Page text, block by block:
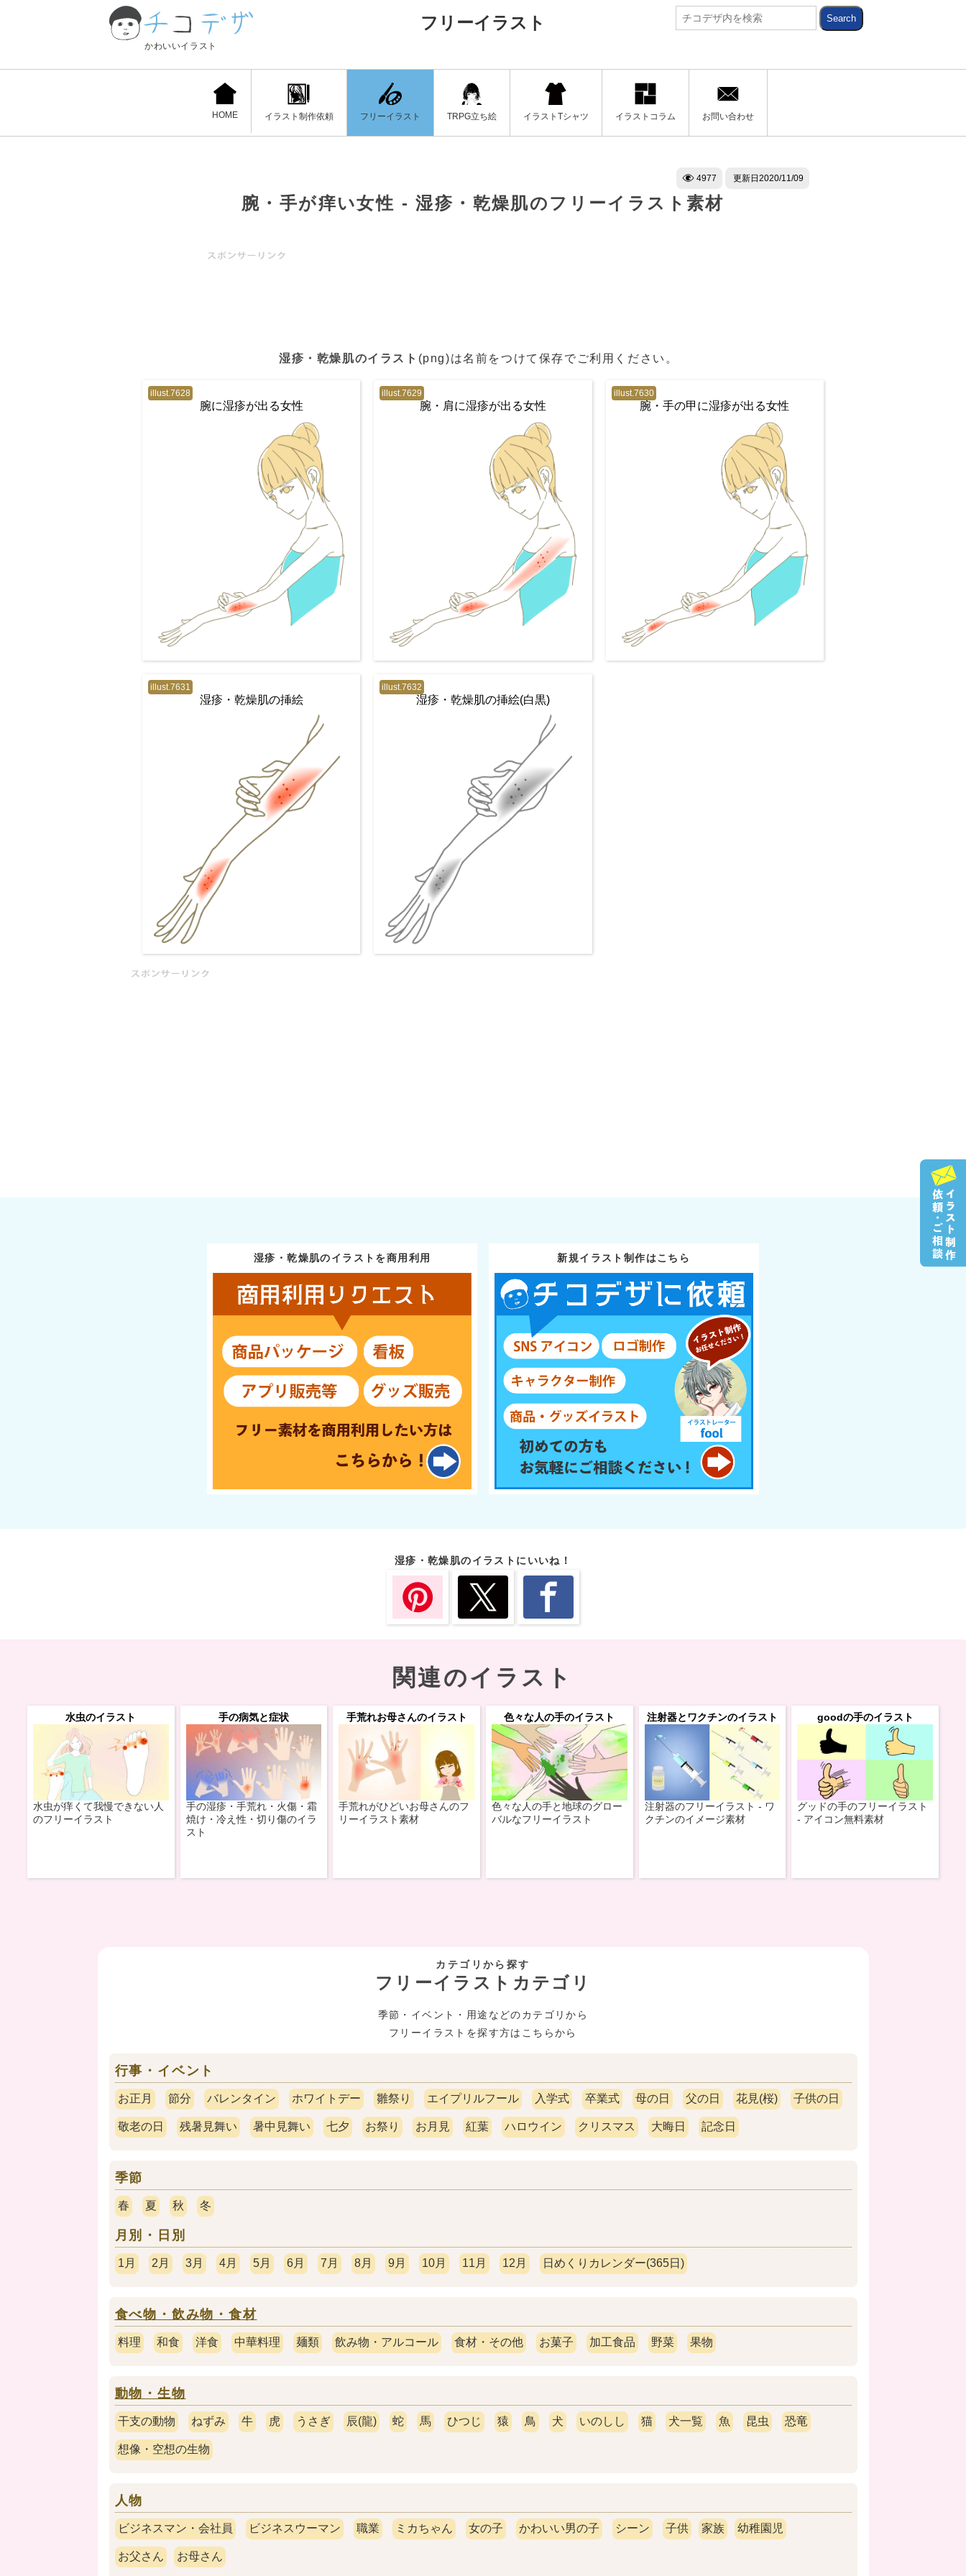
かわいいイラスト
フリーイラスト
HOME イラスト制作依頼 フリーイラスト TRPG立ち絵 イラストTシャツ イラストコラム お問い合わせ
4977 更新日2020/11/09
腕・手が痒い女性 - 湿疹・乾燥肌のフリーイラスト素材
湿疹・乾燥肌のイラスト (png)は名前をつけて保存でご利用ください。
illust.7628
腕に湿疹が出る女性
illust.7629
腕・肩に湿疹が出る女性
illust.7630
腕・手の甲に湿疹が出る女性
illust.7631
湿疹・乾燥肌の挿絵
illust.7632
湿疹・乾燥肌の挿絵(白黒)
湿疹・乾燥肌のイラストを商用利用 新規イラスト制作はこちら
湿疹・乾燥肌のイラストにいいね！
関連のイラスト
水虫のイラスト
水虫が痒くて我慢できない人
のフリーイラスト
手の病気と症状
手の湿疹・手荒れ・火傷・霜
焼け・冷え性・切り傷のイラ
スト
手荒れお母さんのイラスト
手荒れがひどいお母さんのフ
リーイラスト素材
色々な人の手のイラスト
色々な人の手と地球のグロー
バルなフリーイラスト
注射器とワクチンのイラスト
注射器のフリーイラスト - ワ
クチンのイメージ素材
goodの手のイラスト
グッドの手のフリーイラスト
- アイコン無料素材
カテゴリから探す
フリーイラストカテゴリ
季節・イベント・用途などのカテゴリから
フリーイラストを探す方はこちらから
行事・イベント
お正月 節分 バレンタイン ホワイトデー 雛祭り エイプリルフール 入学式 卒業式 母の日 父の日 花見(桜) 子供の日
敬老の日 残暑見舞い 暑中見舞い 七夕 お祭り お月見 紅葉 ハロウイン クリスマス 大晦日 記念日
季節
春 夏 秋 冬
月別・日別
1月 2月 3月 4月 5月 6月 7月 8月 9月 10月 11月 12月 日めくりカレンダー(365日)
食べ物・飲み物・食材
料理 和食 洋食 中華料理 麺類 飲み物・アルコール 食材・その他 お菓子 加工食品 野菜 果物
動物・生物
干支の動物 ねずみ 牛 虎 うさぎ 辰(龍) 蛇 馬 ひつじ 猿 鳥 犬 いのしし 猫 犬一覧 魚 昆虫 恐竜
想像・空想の生物
人物
ビジネスマン・会社員 ビジネスウーマン 職業 ミカちゃん 女の子 かわいい男の子 シーン 子供 家族 幼稚園児
お父さん お母さん